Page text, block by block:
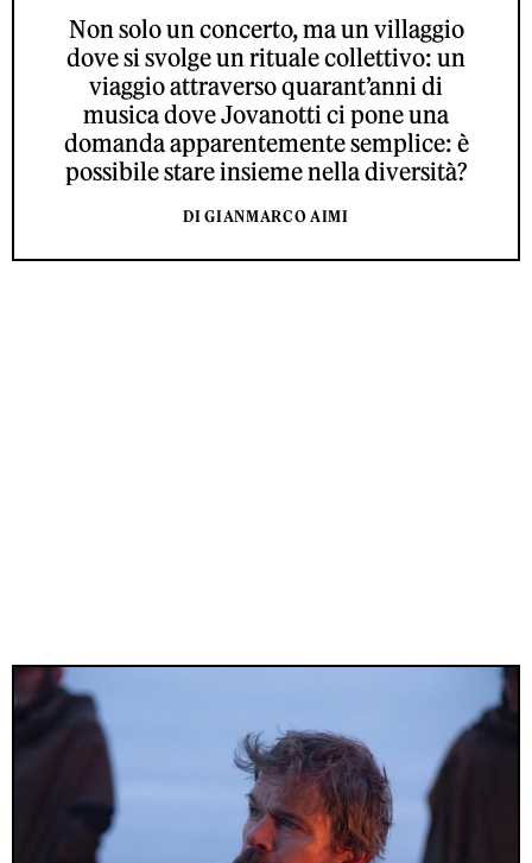
Non solo un concerto, ma un villaggio
dove si svolge un rituale collettivo: un
viaggio attraverso quarant’anni di
musica dove Jovanotti ci pone una
domanda apparentemente semplice: è
possibile stare insieme nella diversità?
DI GIANMARCO AIMI